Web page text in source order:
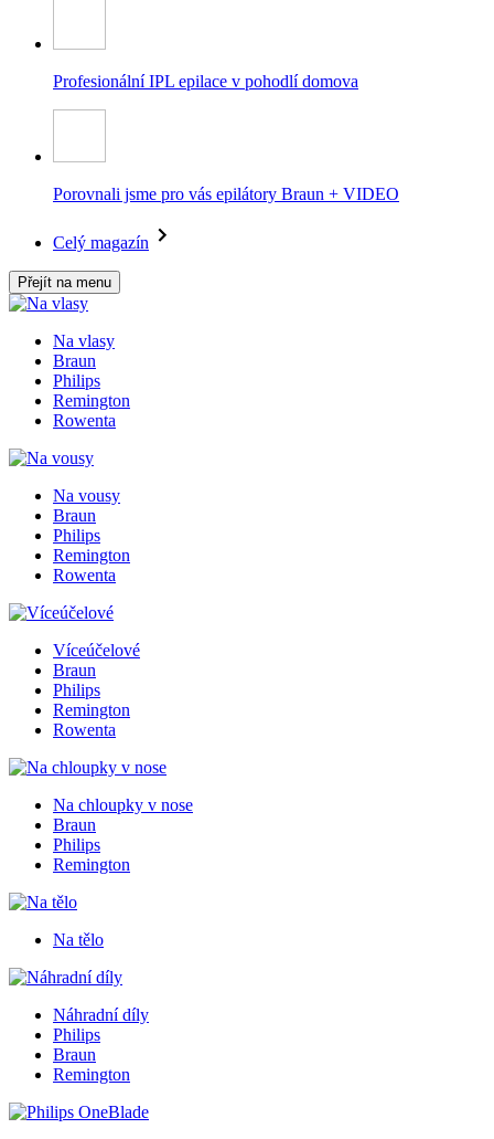
Profesionální IPL epilace v pohodlí domova
Porovnali jsme pro vás epilátory Braun + VIDEO
Celý magazín
Přejít na menu
Na vlasy
Braun
Philips
Remington
Rowenta
Na vousy
Braun
Philips
Remington
Rowenta
Víceúčelové
Braun
Philips
Remington
Rowenta
Na chloupky v nose
Braun
Philips
Remington
Na tělo
Náhradní díly
Philips
Braun
Remington